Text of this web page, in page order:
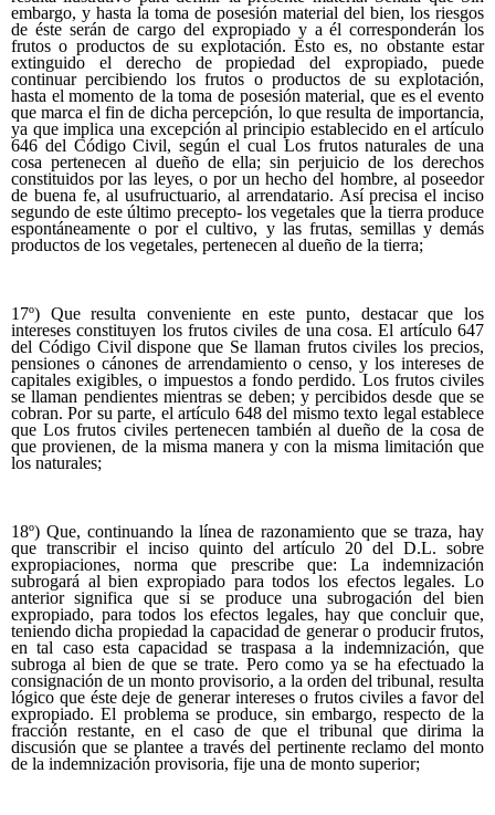
embargo, y hasta la toma de posesión material del bien, los riesgos
de éste serán de cargo del expropiado y a él corresponderán los
frutos o productos de su explotación. Esto es, no obstante estar
extinguido el derecho de propiedad del expropiado, puede
continuar percibiendo los frutos o productos de su explotación,
hasta el momento de la toma de posesión material, que es el evento
que marca el fin de dicha percepción, lo que resulta de importancia,
ya que implica una excepción al principio establecido en el artículo
646 del Código Civil, según el cual Los frutos naturales de una
cosa pertenecen al dueño de ella; sin perjuicio de los derechos
constituidos por las leyes, o por un hecho del hombre, al poseedor
de buena fe, al usufructuario, al arrendatario. Así precisa el inciso
segundo de este último precepto- los vegetales que la tierra produce
espontáneamente o por el cultivo, y las frutas, semillas y demás
productos de los vegetales, pertenecen al dueño de la tierra;
17º) Que resulta conveniente en este punto, destacar que los
intereses constituyen los frutos civiles de una cosa. El artículo 647
del Código Civil dispone que Se llaman frutos civiles los precios,
pensiones o cánones de arrendamiento o censo, y los intereses de
capitales exigibles, o impuestos a fondo perdido. Los frutos civiles
se llaman pendientes mientras se deben; y percibidos desde que se
cobran. Por su parte, el artículo 648 del mismo texto legal establece
que Los frutos civiles pertenecen también al dueño de la cosa de
que provienen, de la misma manera y con la misma limitación que
los naturales;
18º) Que, continuando la línea de razonamiento que se traza, hay
que transcribir el inciso quinto del artículo 20 del D.L. sobre
expropiaciones, norma que prescribe que: La indemnización
subrogará al bien expropiado para todos los efectos legales. Lo
anterior significa que si se produce una subrogación del bien
expropiado, para todos los efectos legales, hay que concluir que,
teniendo dicha propiedad la capacidad de generar o producir frutos,
en tal caso esta capacidad se traspasa a la indemnización, que
subroga al bien de que se trate. Pero como ya se ha efectuado la
consignación de un monto provisorio, a la orden del tribunal, resulta
lógico que éste deje de generar intereses o frutos civiles a favor del
expropiado. El problema se produce, sin embargo, respecto de la
fracción restante, en el caso de que el tribunal que dirima la
discusión que se plantee a través del pertinente reclamo del monto
de la indemnización provisoria, fije una de monto superior;